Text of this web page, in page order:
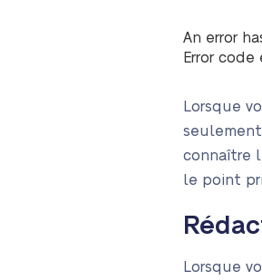
An error
Error code
Lorsque
seulement
connaître
le point
Lorsque